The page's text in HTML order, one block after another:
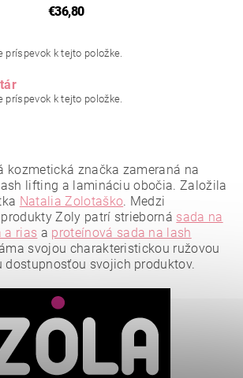
€36,80
príspevok k tejto položke.
príspevok k tejto položke.
súhlasíte s podmienkami ochrany
kozmetická značka zameraná na
lifting a lamináciu obočia. Založila
Natalia Zolotaško. Medzi
Zoly patrí strieborná sada na
a rias a proteínová sada na lash
svojou charakteristickou ružovou
dostupnosťou svojich produktov.